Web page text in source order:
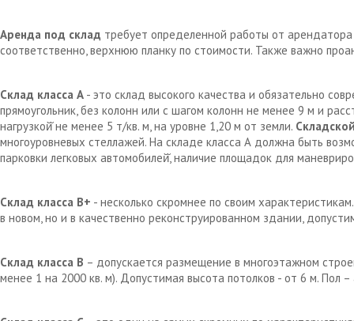
Аренда под склад требует определенной работы от
соответственно, верхнюю планку по стоимости. Также важно
Склад класса А - это склад высокого качества и обязательно
прямоугольник, без колонн или с шагом колонн не менее 9 м и
нагрузкой̆ не менее 5 т/кв. м, на уровне 1,20 м от земли.
многоуровневых стеллажей. На складе класса А должна быть
парковки легковых автомобилей̆, наличие площадок для
Склад класса В+ - несколько скромнее по своим
в новом, но и в качественно реконструированном здании,
Склад класса В – допускается размещение в многоэтажном
менее 1 на 2000 кв. м). Допустимая высота потолков - от 6 м. Пол